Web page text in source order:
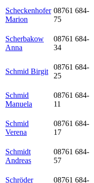
Scheckenhofer
Marion
08761 684-
75
Scherbakow
Anna
08761 684-
34
Schmid Birgit
08761 684-
25
Schmid
Manuela
08761 684-
11
Schmid
Verena
08761 684-
17
Schmidt
Andreas
08761 684-
57
Schröder
08761 684-